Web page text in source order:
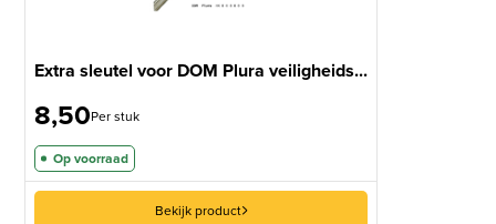
Extra sleutel voor DOM Plura veiligheids...
8,50Per stuk
Op voorraad
Bekijk product